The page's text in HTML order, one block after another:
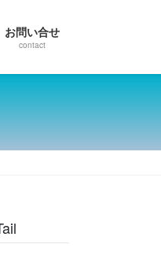
お問い合せ
contact